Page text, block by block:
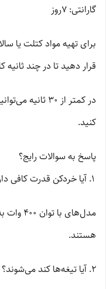
گارانتی: 7روز
برای تهیه مواد کتلت یا
قرار دهید تا در چند
در کمتر از 30
کنید.
پاسخ به سوالات رایج؟
آیا خردکن قدرت کافی
مدل‌های
هستند.
آیا تیغه‌ها کند می‌شوند؟